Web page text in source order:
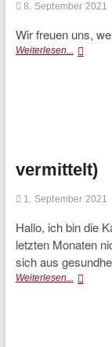
8. September 2021
Wir freuen uns,
Weiterlesen... Unsere
vermittelt)
1. September 2021
Hallo, ich bin die
letzten Monaten
sich aus
Weiterlesen... Jin